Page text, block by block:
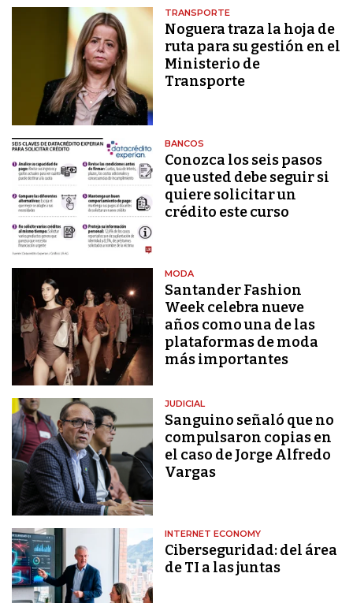
TRANSPORTE
Noguera traza la hoja de
ruta para su gestión en el
Ministerio de
Transporte
BANCOS
Conozca los seis pasos
que usted debe seguir si
quiere solicitar un
crédito este curso
MODA
Santander Fashion
Week celebra nueve
años como una de las
plataformas de moda
más importantes
JUDICIAL
Sanguino señaló que no
compulsaron copias en
el caso de Jorge Alfredo
Vargas
INTERNET ECONOMY
Ciberseguridad: del área
de TI a las juntas